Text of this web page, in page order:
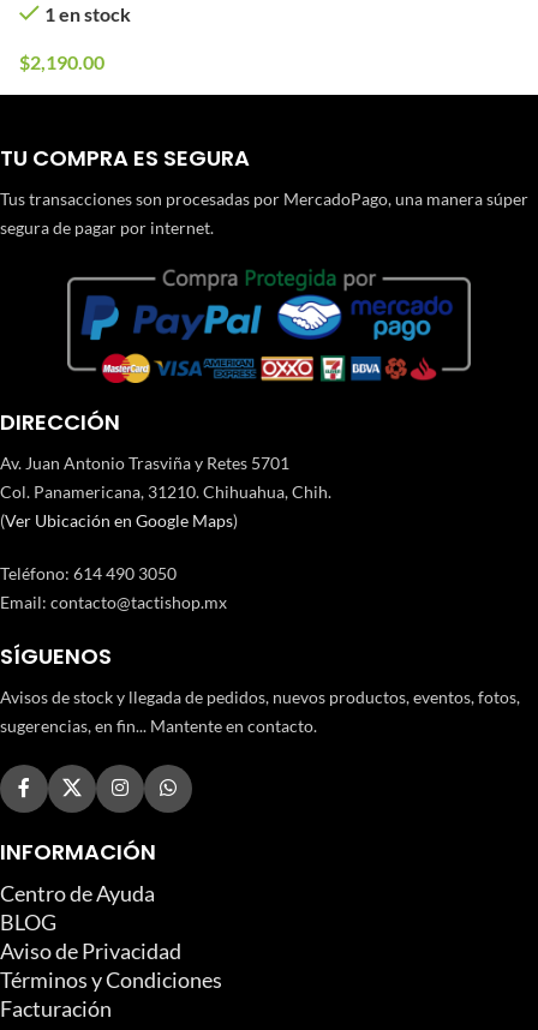
1 en stock
$2,190.00
TU COMPRA ES SEGURA
Tus transacciones son procesadas por MercadoPago, una manera súper
segura de pagar por internet.
DIRECCIÓN
Av. Juan Antonio Trasviña y Retes 5701
Col. Panamericana, 31210. Chihuahua, Chih.
(Ver Ubicación en Google Maps)
Teléfono: 614 490 3050
Email: contacto@tactishop.mx
SÍGUENOS
Avisos de stock y llegada de pedidos, nuevos productos, eventos, fotos,
sugerencias, en fin... Mantente en contacto.
INFORMACIÓN
Centro de Ayuda
BLOG
Aviso de Privacidad
Términos y Condiciones
Facturación